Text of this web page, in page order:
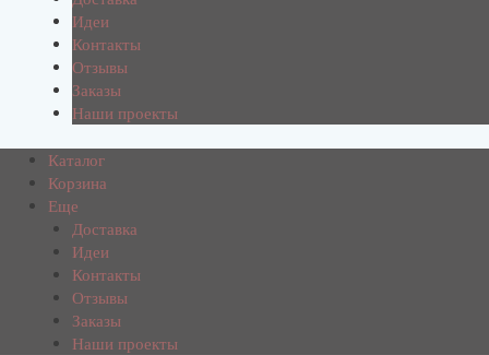
Идеи
Контакты
Отзывы
Заказы
Наши проекты
Каталог
Корзина
Еще
Доставка
Идеи
Контакты
Отзывы
Заказы
Наши проекты